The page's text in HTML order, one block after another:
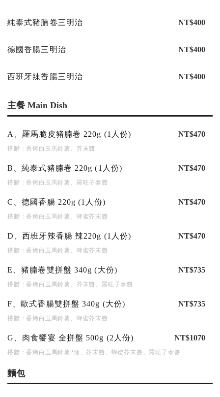
純泰式豬腩卷三明治 NT$400
德國香腸三明治 NT$400
西班牙辣香腸三明治 NT$400
主餐 Main Dish
A、羅馬脆皮豬腩卷 220g (1人份) NT$470
搭贈：香烤白玉馬鈴薯、芥末醬
B、純泰式豬腩卷 220g (1人份) NT$470
搭贈：香烤白玉馬鈴薯、羅旺子泰醬
C、德國香腸 220g (1人份) NT$470
搭贈：香烤白玉馬鈴薯、蜂蜜芥末醬
D、西班牙辣香腸 辣220g (1人份) NT$470
搭贈：香烤白玉馬鈴薯、蜂蜜芥末醬
E、豬腩卷雙拼盤 340g (大份) NT$735
搭贈：香烤白玉馬鈴薯、芥末醬、羅旺子泰醬
F、歐式香腸雙拼盤 340g (大份) NT$735
搭贈：香烤白玉馬鈴薯、蜂蜜芥末醬
G、肉食饗宴 全拼盤 500g (2人份) NT$1070
搭贈：香烤白玉馬鈴薯2個、芥末醬、蜂蜜芥末醬、羅旺子泰醬
麵包